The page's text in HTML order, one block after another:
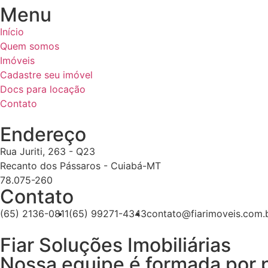
Menu
Início
Quem somos
Imóveis
Cadastre seu imóvel
Docs para locação
Contato
Endereço
Rua Juriti, 263 - Q23
Recanto dos Pássaros - Cuiabá-MT
78.075-260
Contato
(65) 2136-0811(65) 99271-4343
Fiar Soluções Imobiliárias